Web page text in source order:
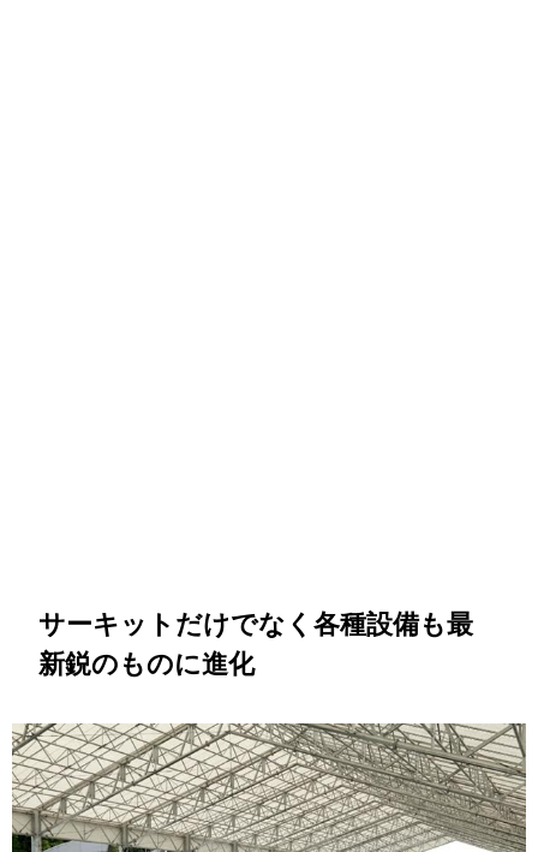
サーキットだけでなく各種設備も最
新鋭のものに進化